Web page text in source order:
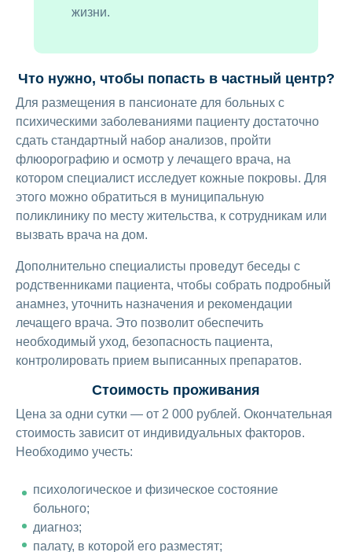
жизни.
Что нужно, чтобы попасть в частный центр?
Для размещения в пансионате для больных с
психическими заболеваниями пациенту достаточно
сдать стандартный набор анализов, пройти
флюорографию и осмотр у лечащего врача, на
котором специалист исследует кожные покровы. Для
этого можно обратиться в муниципальную
поликлинику по месту жительства, к сотрудникам или
вызвать врача на дом.
Дополнительно специалисты проведут беседы с
родственниками пациента, чтобы собрать подробный
анамнез, уточнить назначения и рекомендации
лечащего врача. Это позволит обеспечить
необходимый уход, безопасность пациента,
контролировать прием выписанных препаратов.
Стоимость проживания
Цена за одни сутки — от 2 000 рублей. Окончательная
стоимость зависит от индивидуальных факторов.
Необходимо учесть:
психологическое и физическое состояние
больного;
диагноз;
палату, в которой его разместят;